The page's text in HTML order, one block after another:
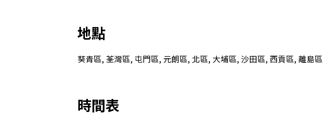
地點
葵青區, 荃灣區, 屯門區, 元朗區, 北區, 大埔區, 沙田區, 西貢區, 離島區
時間表